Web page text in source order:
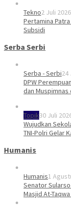
Tekno2 Juli 2026
Pertamina Patra
Subsidi
Serba Serbi
Serba - Serbi24
DPW
dan Muspimnas
Topik30 Juli
Wujudkan
TNI-Polri Gelar
Humanis
Humanis1
Senator
Masjid At-